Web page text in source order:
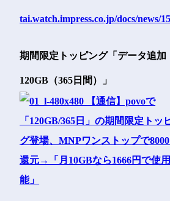
tai.watch.impress.co.jp/docs/news/
期間限定トッピング「データ追加
120GB（365日間）」